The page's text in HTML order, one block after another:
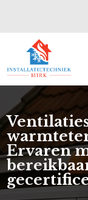
Ervaren